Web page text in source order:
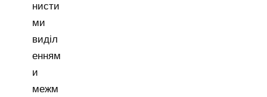
нисти
ми
виділ
енням
и
межм